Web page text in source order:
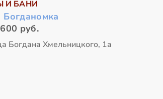
И БАНИ
Богданомка
руб.
Богдана Хмельницкого, 1а